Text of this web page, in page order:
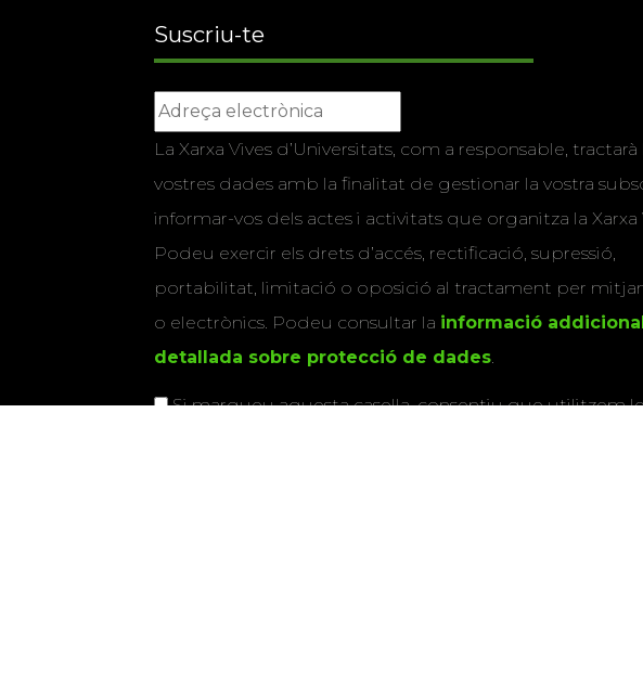
Suscriu-te
La Xarxa Vives d’Universitats, com a responsable, tractarà
vostres dades amb la finalitat de gestionar la vostra
informar-vos dels actes i activitats que organitza la Xarxa
Podeu exercir els drets d’accés, rectificació, supressió,
portabilitat, limitació o oposició al tractament per
o electrònics. Podeu consultar la informació
detallada sobre protecció de dades.
Si marqueu aquesta casella, consentiu que utilitzem